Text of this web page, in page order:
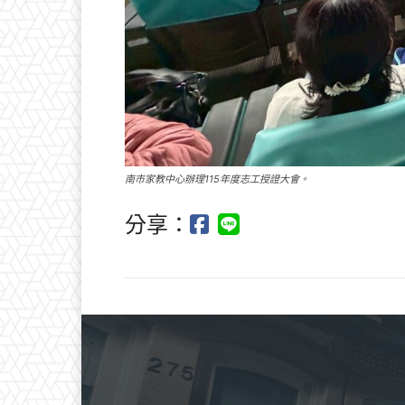
南市家教中心辦理115年度志工授證大會。
分享：